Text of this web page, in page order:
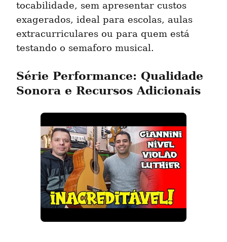
tocabilidade, sem apresentar custos
exagerados, ideal para escolas, aulas
extracurriculares ou para quem está
testando o semaforo musical.
Série Performance: Qualidade
Sonora e Recursos Adicionais